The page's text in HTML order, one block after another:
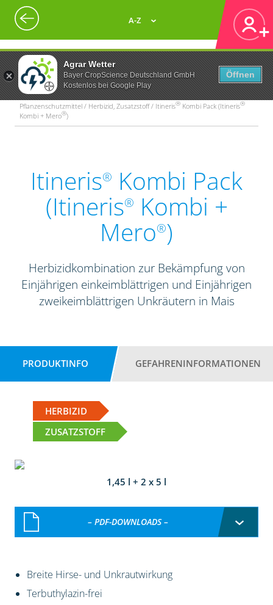
Agrar Wetter
Bayer CropScience Deutschland GmbH
Kostenlos bei Google Play
Öffnen
A-Z
Pflanzenschutzmittel / Herbizid, Zusatzstoff / Itineris® Kombi Pack (Itineris®
Kombi + Mero®)
Itineris® Kombi Pack
(Itineris® Kombi +
Mero®)
Herbizidkombination zur Bekämpfung von
Einjährigen einkeimblättrigen und Einjährigen
zweikeimblättrigen Unkräutern in Mais
PRODUKTINFO GEFAHRENINFORMATIONEN
HERBIZID
ZUSATZSTOFF
1,45 l + 2 x 5 l
– PDF-DOWNLOADS –
Breite Hirse- und Unkrautwirkung
Terbuthylazin-frei